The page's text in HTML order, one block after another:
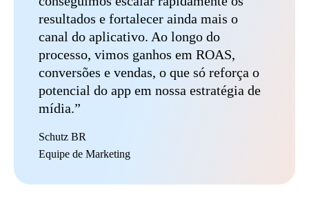
resultados e fortalecer ainda mais o
canal do aplicativo. Ao longo do
processo, vimos ganhos em ROAS,
conversões e vendas, o que só reforça o
potencial do app em nossa estratégia de
mídia.”
Schutz BR
Equipe de Marketing